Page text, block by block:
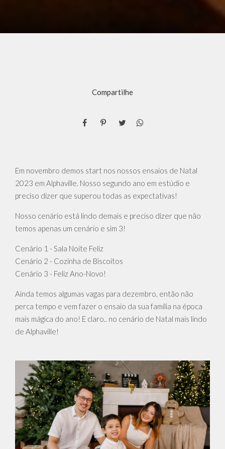
Compartilhe
Em novembro demos start nos nossos ensaios de Natal
2023 em Alphaville. Nosso segundo ano em estúdio e
preciso dizer que superou todas as expectativas!
Nosso cenário está lindo demais e preciso dizer que não
temos apenas um cenário e sim 3!
Cenário 1 - Sala Noite Feliz
Cenário 2 - Cozinha de Biscoitos
Cenário 3 - Feliz Ano-Novo!
Ainda temos algumas vagas para dezembro, então não
perca tempo e vem fazer o ensaio da sua família na época
mais mágica do ano! E claro.. no cenário de Natal mais lindo
de Alphaville!